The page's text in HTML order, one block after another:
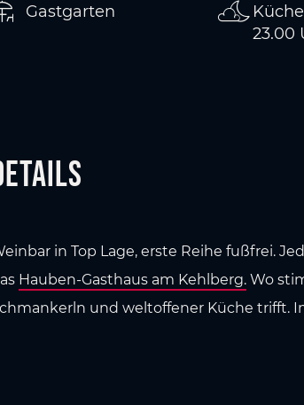
Gastgarten
23.00
in Top Lage, erste Reihe fußfrei.
Hauben-Gasthaus am Kehlberg. Wo
und weltoffener Küche trifft.